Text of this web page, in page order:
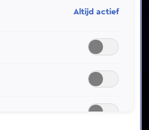
gevonden
Altijd actief